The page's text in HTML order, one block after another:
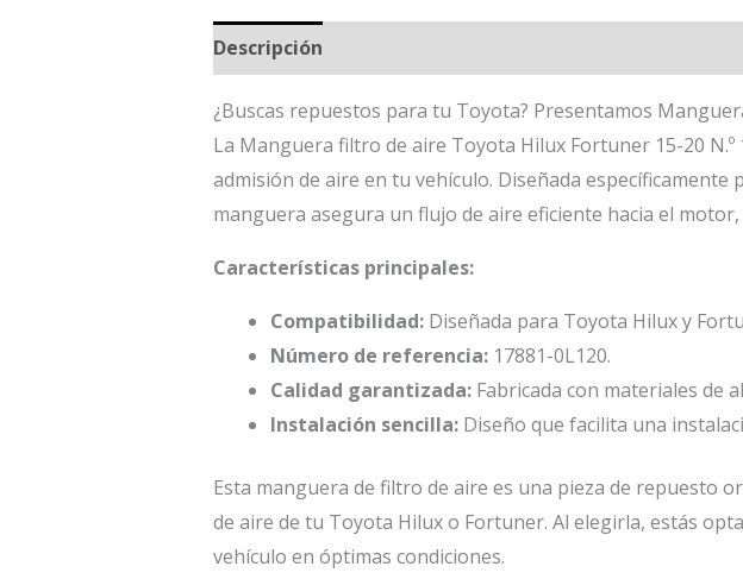
Descripción
¿Buscas repuestos para tu Toyota? Presentamos
La Manguera filtro de aire Toyota Hilux Fortuner 15-20
admisión de aire en tu vehículo. Diseñada
manguera asegura un flujo de aire eficiente hacia el
Características principales:
Compatibilidad:Diseñada para Toyota Hilux y
Número de referencia:17881-0L120.
Calidad garantizada:Fabricada con materiales de
Instalación sencilla:Diseño que facilita una
Esta manguera de filtro de aire es una pieza de repuesto
de aire de tu Toyota Hilux o Fortuner. Al elegirla, estás
vehículo en óptimas condiciones.